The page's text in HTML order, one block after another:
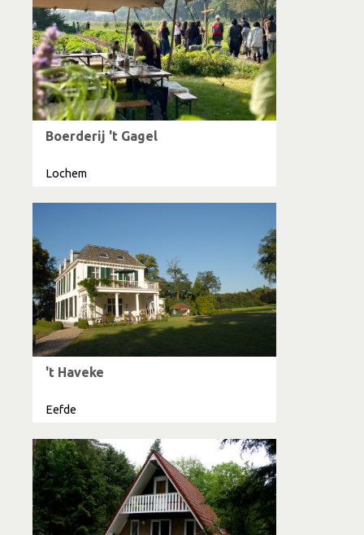
Boerderij 't Gagel
Lochem
't Haveke
Eefde